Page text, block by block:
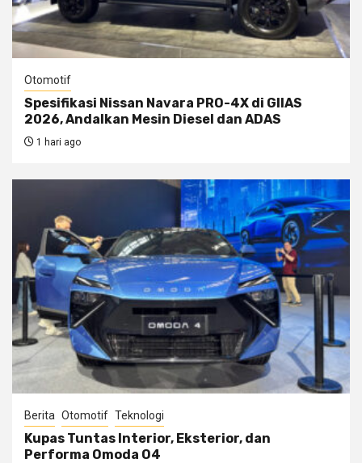
Otomotif
Spesifikasi Nissan Navara PRO-4X di GIIAS
2026, Andalkan Mesin Diesel dan ADAS
1 hari ago
Berita Otomotif Teknologi
Kupas Tuntas Interior, Eksterior, dan
Performa Omoda O4